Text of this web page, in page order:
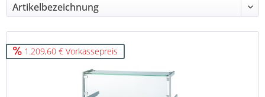
1.209,60 € Vorkassepreis